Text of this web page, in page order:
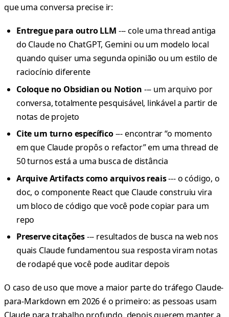
que uma conversa precise ir:
Entregue para outro LLM --- cole uma thread antiga
do Claude no ChatGPT, Gemini ou um modelo local
quando quiser uma segunda opinião ou um estilo de
raciocínio diferente
Coloque no Obsidian ou Notion --- um arquivo por
conversa, totalmente pesquisável, linkável a partir de
notas de projeto
Cite um turno específico--- encontrar “o momento
em que Claude propôs o refactor” em uma thread de
50 turnos está a uma busca de distância
Arquive Artifacts como arquivos reais--- o código, o
doc, o componente React que Claude construiu vira
um bloco de código que você pode copiar para um
repo
Preserve citações--- resultados de busca na web nos
quais Claude fundamentou sua resposta viram notas
de rodapé que você pode auditar depois
O caso de uso que move a maior parte do tráfego Claude-
para-Markdown em 2026 é o primeiro: as pessoas usam